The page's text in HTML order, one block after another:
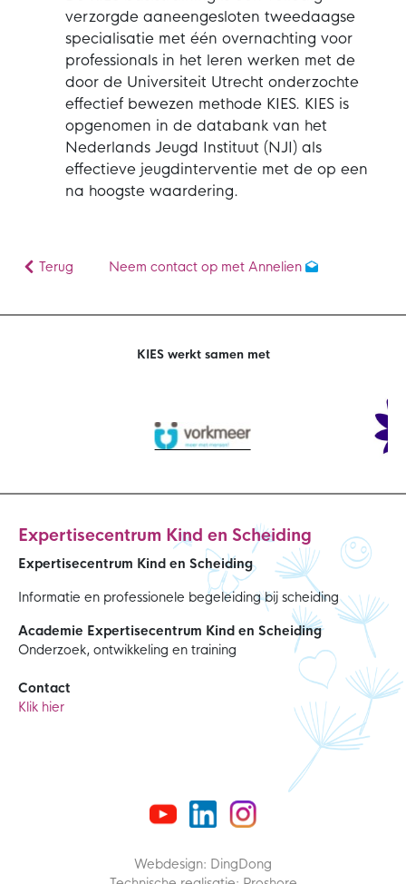
verzorgde aaneengesloten tweedaagse
specialisatie met één overnachting voor
professionals in het leren werken met de
door de Universiteit Utrecht onderzochte
effectief bewezen methode KIES. KIES is
opgenomen in de databank van het
Nederlands Jeugd Instituut (NJI) als
effectieve jeugdinterventie met de op een
na hoogste waardering.
Terug Neem contact op met Annelien
KIES werkt samen met
Expertisecentrum Kind en Scheiding
Expertisecentrum Kind en Scheiding
Informatie en professionele begeleiding bij scheiding
Academie Expertisecentrum Kind en Scheiding
Onderzoek, ontwikkeling en training
Contact
Klik hier
Webdesign: DingDong